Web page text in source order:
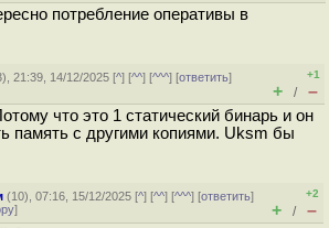
потребление оперативы в
), 21:39, 14/12/2025 [^] [^^] [^^^] [ответить]
+1
+ / –
что это 1 статический бинарь и он
память с другими копиями. Uksm бы
(10), 07:16, 15/12/2025 [^] [^^] [^^^] [ответить]
]
+2
+ / –